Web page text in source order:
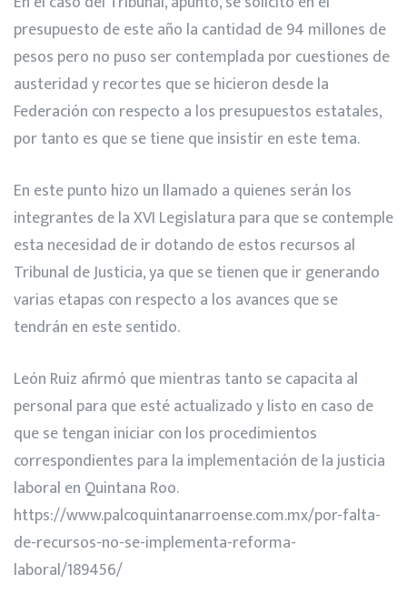
presupuesto de este año la cantidad de 94 millones de
pesos pero no puso ser contemplada por cuestiones de
austeridad y recortes que se hicieron desde la
Federación con respecto a los presupuestos estatales,
por tanto es que se tiene que insistir en este tema.
En este punto hizo un llamado a quienes serán los
integrantes de la XVI Legislatura para que se contemple
esta necesidad de ir dotando de estos recursos al
Tribunal de Justicia, ya que se tienen que ir generando
varias etapas con respecto a los avances que se
tendrán en este sentido.
León Ruiz afirmó que mientras tanto se capacita al
personal para que esté actualizado y listo en caso de
que se tengan iniciar con los procedimientos
correspondientes para la implementación de la justicia
laboral en Quintana Roo.
https://www.palcoquintanarroense.com.mx/por-falta-
de-recursos-no-se-implementa-reforma-
laboral/189456/